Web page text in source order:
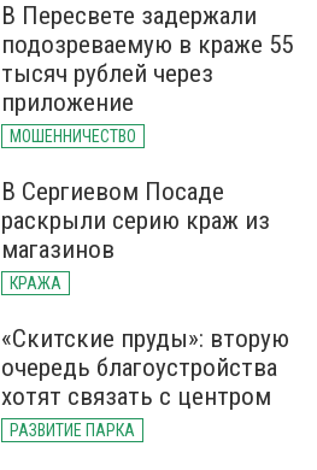
В Пересвете задержали
подозреваемую в краже 55
тысяч рублей через
приложение
МОШЕННИЧЕСТВО
В Сергиевом Посаде
раскрыли серию краж из
магазинов
КРАЖА
«Скитские пруды»: вторую
очередь благоустройства
хотят связать с центром
РАЗВИТИЕ ПАРКА